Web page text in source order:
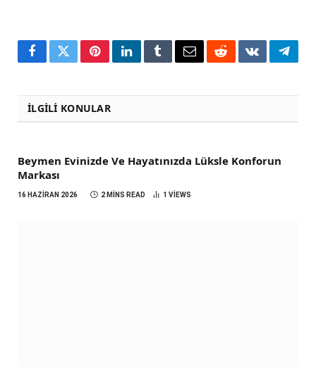
FacebookTwitterPinterestLinkedInTumblrEmailRedditVKontakte
İLGILI KONULAR
Beymen Evinizde Ve Hayatınızda Lüksle Konforun
Markası
16 HAZIRAN 2026 2 MINS READ 1 VIEWS